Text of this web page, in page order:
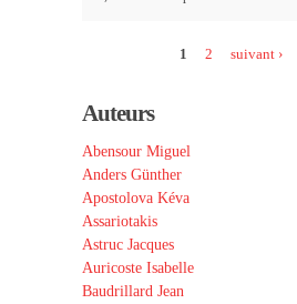
1 2 suivant ›
Auteurs
Abensour Miguel
Anders Günther
Apostolova Kéva
Assariotakis
Astruc Jacques
Auricoste Isabelle
Baudrillard Jean